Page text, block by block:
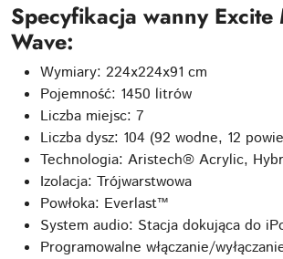
Specyfikacja wanny Excite
Wave:
Wymiary: 224x224x91 cm
Pojemność: 1450 litrów
Liczba miejsc: 7
Liczba dysz: 104 (92 wodne, 12
Technologia: Aristech® Acrylic,
Izolacja: Trójwarstwowa
Powłoka: Everlast™
System audio: Stacja dokująca do
Programowalne włączanie/